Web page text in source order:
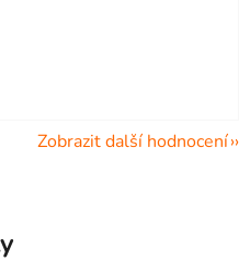
Zobrazit další hodnocení